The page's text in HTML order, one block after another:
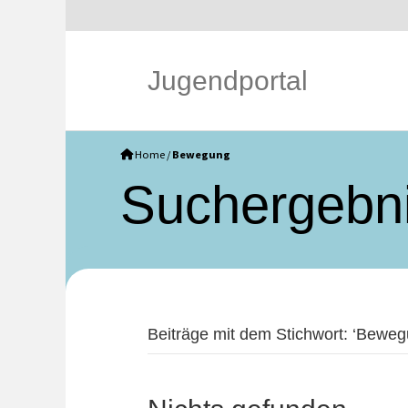
Jugendportal
Home / Bewegung
Beiträge mit dem Stichwort: